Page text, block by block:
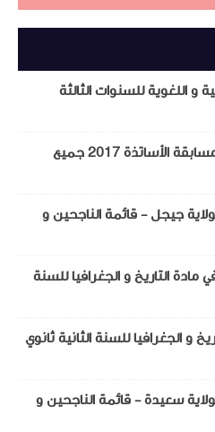
و اللغوية للسنوات الثالثة
قائمة الناجحين و الاحتياط في مسابقة الأساتذة 2017 جميع
مسابقة الاساتذة 2017 لولاية جيجل - قائمة الناجحين و
مادة التاريخ و الجغرافيا للسنة
الجغرافيا للسنة الثانية ثانوي
مسابقة الاساتذة 2017 لولاية سعيدة - قائمة الناجحين و